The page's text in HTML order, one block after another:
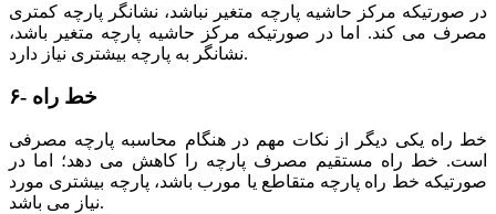
در صورتیکه مرکز حاشیه پارچه متغیر نباشد، نشانگر پارچه کمتری
مصرف می کند. اما در صورتیکه مرکز حاشیه پارچه متغیر باشد،
نشانگر به پارچه بیشتری نیاز دارد.
۶- خط راه
خط راه یکی دیگر از نکات مهم در هنگام محاسبه پارچه مصرفی
است. خط راه مستقیم مصرف پارچه را کاهش می دهد؛ اما در
صورتیکه خط راه پارچه متقاطع یا مورب باشد، پارچه بیشتری مورد
نیاز می باشد.